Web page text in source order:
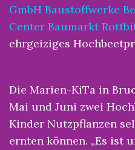
GmbH Baustoffwerke
Center Baumarkt
ehrgeiziges
Die Marien-KiTa in
Mai und Juni zwei
Kinder Nutzpflanzen
ernten können. „Es ist